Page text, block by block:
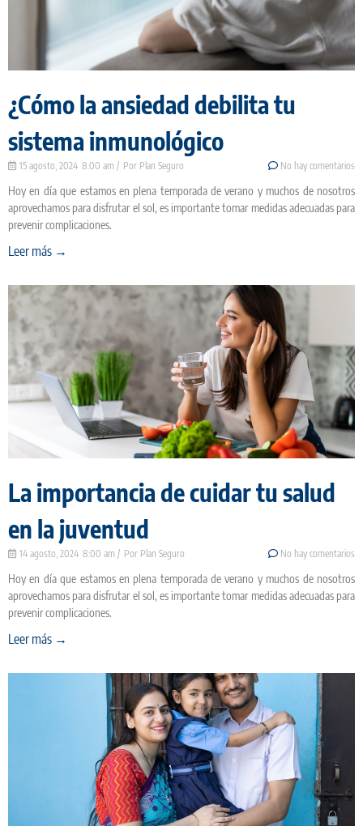
¿Cómo la ansiedad debilita tu
sistema inmunológico
Plan Seguro
15 agosto, 2024 8:00 am No hay comentarios
Hoy en día que estamos en plena temporada de verano y muchos de nosotros
aprovechamos para disfrutar el sol, es importante tomar medidas adecuadas para
prevenir complicaciones.
Leer más →
La importancia de cuidar tu salud
en la juventud
Plan Seguro
14 agosto, 2024 8:00 am No hay comentarios
Hoy en día que estamos en plena temporada de verano y muchos de nosotros
aprovechamos para disfrutar el sol, es importante tomar medidas adecuadas para
prevenir complicaciones.
Leer más →